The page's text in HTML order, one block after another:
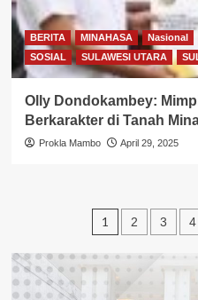
BERITA MINAHASA Nasional
SOSIAL
SULAWESI UTARA
Olly Dondokambey:
Berkarakter di Tanah
Prokla Mambo April 29, 2025
Paginasi
pos
1 2 3 4